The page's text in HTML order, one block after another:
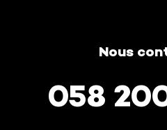
Nous
058